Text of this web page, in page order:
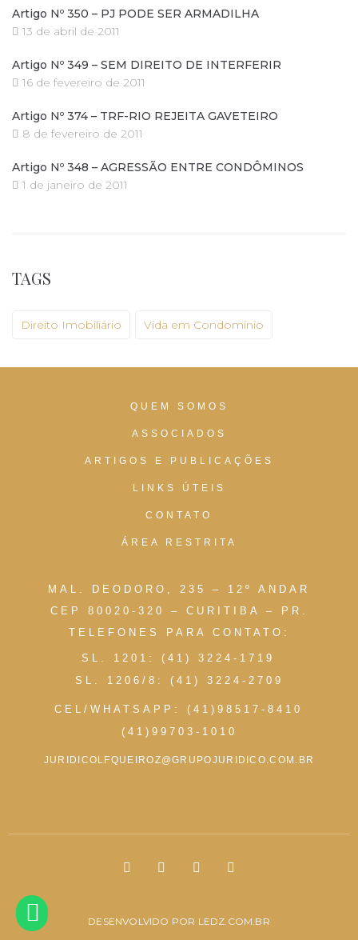
Artigo Nº 350 – PJ PODE SER ARMADILHA
13 de abril de 2011
Artigo Nº 349 – SEM DIREITO DE INTERFERIR
16 de fevereiro de 2011
Artigo Nº 374 – TRF-RIO REJEITA GAVETEIRO
8 de fevereiro de 2011
Artigo Nº 348 – AGRESSÃO ENTRE CONDÔMINOS
1 de janeiro de 2011
TAGS
Direito Imobiliário Vida em Condomínio
QUEM SOMOS
ASSOCIADOS
ARTIGOS E PUBLICAÇÕES
LINKS ÚTEIS
CONTATO
ÁREA RESTRITA
MAL. DEODORO, 235 – 12º ANDAR
CEP 80020-320 – CURITIBA – PR.
TELEFONES PARA CONTATO:
SL. 1201: (41) 3224-1719
SL. 1206/8: (41) 3224-2709
CEL/WHATSAPP: (41)98517-8410
(41)99703-1010
JURIDICOLFQUEIROZ@GRUPOJURIDICO.COM.BR
DESENVOLVIDO POR LEDZ.COM.BR